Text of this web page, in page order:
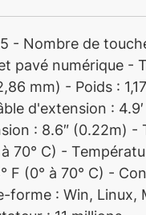
- Nombre de
pavé numérique -
mm) - Poids :
d'extension :
: 8.6″ (0.22m) -
70° C) -
F (0° à 70° C) -
forme : Win, Linux,